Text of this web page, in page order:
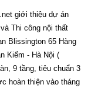
giới thiệu dự án
Thi công nội thất
Blissington 65 Hàng
Kiếm - Hà Nội (
9 tầng, tiêu chuẩn 3
hoàn thiện vào tháng